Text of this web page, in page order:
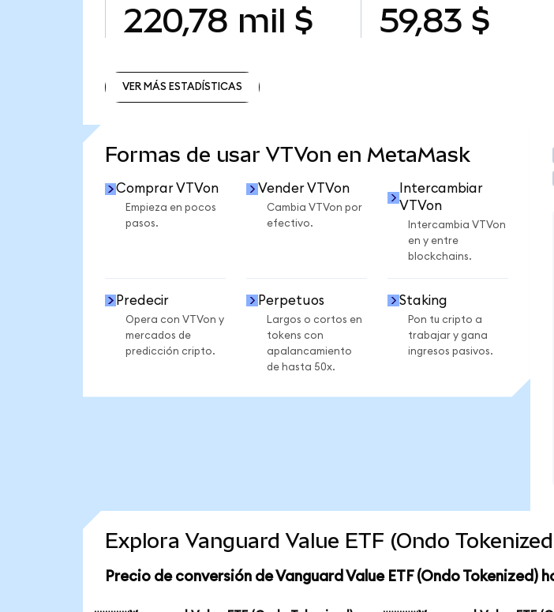
220,78 mil $ 59,83 $
VER MÁS ESTADÍSTICAS
Formas de usar VTVon en MetaMask
Comprar VTVon
Empieza en pocos
pasos.
Vender VTVon
Cambia VTVon por
efectivo.
Intercambiar
VTVon
Intercambia VTVon
en y entre
blockchains.
Predecir
Opera con VTVon y
mercados de
predicción cripto.
Perpetuos
Largos o cortos en
tokens con
apalancamiento
de hasta 50x.
Staking
Pon tu cripto a
trabajar y gana
ingresos pasivos.
Explora Vanguard Value ETF (Ondo
Precio de conversión de Vanguard Value ETF (Ondo Tokenized)